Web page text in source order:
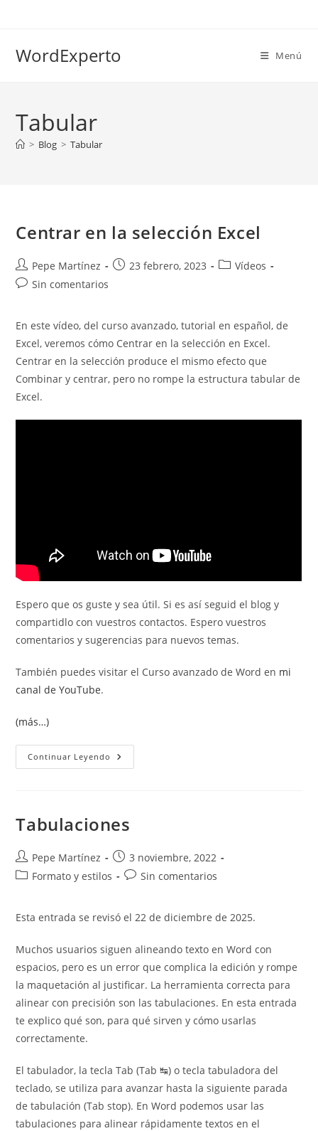
WordExperto Menú
Tabular
> Blog > Tabular
Centrar en la selección Excel
Autor
de
Pepe Martínez
Publicación
23 febrero, 2023
Categoría
Vídeos
Comentarios
entrada:
Sin comentarios
En este vídeo, del curso avanzado, tutorial en español, de
Excel, veremos cómo Centrar en la selección en Excel.
Centrar en la selección produce el mismo efecto que
Combinar y centrar, pero no rompe la estructura tabular de
Excel.
Espero que os guste y sea útil. Si es así seguid el blog y
compartidlo con vuestros contactos. Espero vuestros
comentarios y sugerencias para nuevos temas.
También puedes visitar el Curso avanzado de Word en mi
canal de YouTube.
(más…)
Continuar Leyendo Centrar
En
Tabulaciones
Autor
de
Pepe Martínez
Publicación
de
3 noviembre, 2022
Categoría
entrada:
Formato y estilos
Comentarios
entrada:
Sin comentarios
Esta entrada se revisó el 22 de diciembre de 2025.
Muchos usuarios siguen alineando texto en Word con
espacios, pero es un error que complica la edición y rompe
la maquetación al justificar. La herramienta correcta para
alinear con precisión son las tabulaciones. En esta entrada
te explico qué son, para qué sirven y cómo usarlas
correctamente.
El tabulador, la tecla Tab (Tab ↹) o tecla tabuladora del
teclado, se utiliza para avanzar hasta la siguiente parada
de tabulación (Tab stop). En Word podemos usar las
tabulaciones para alinear rápidamente textos en el